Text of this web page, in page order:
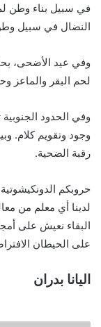
في سبيل بناء وطن
النضال في سبيل
وفي عيد الأضحى،
لحم البقر والماعز
وفي الحدود
وجود وتقويم كلام.
رقبة الضحية.
حروبكم
لدينا أي معلم من
البقاء نعيش على
على الحيطان
اليانا بدران